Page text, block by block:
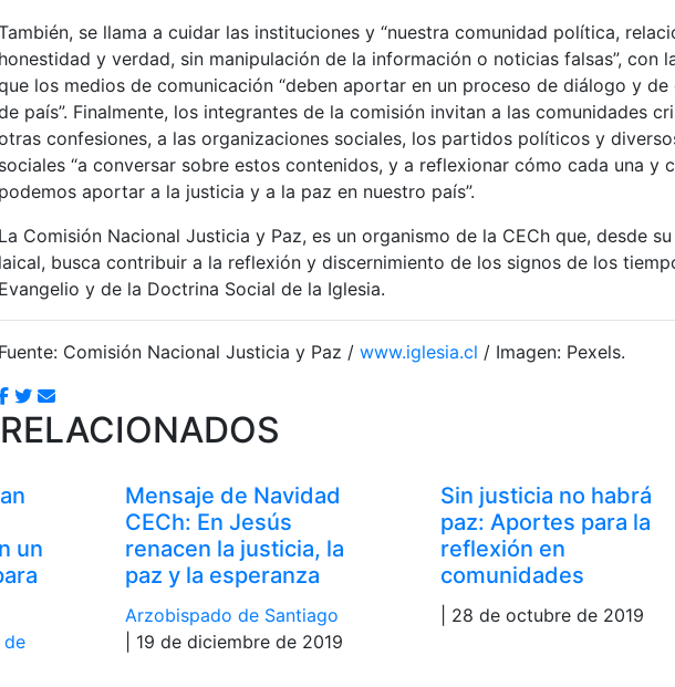
se llama a cuidar las instituciones y “nuestra comunidad política,
honestidad y verdad, sin manipulación de la información o noticias falsas”, con
los medios de comunicación “deben aportar en un proceso de diálogo y
país”. Finalmente, los integrantes de la comisión invitan a las comunidades
confesiones, a las organizaciones sociales, los partidos políticos y
sociales “a conversar sobre estos contenidos, y a reflexionar cómo cada una y
podemos aportar a la justicia y a la paz en nuestro país”.
La Comisión Nacional Justicia y Paz, es un organismo de la CECh que, desde
laical, busca contribuir a la reflexión y discernimiento de los signos de los
Evangelio y de la Doctrina Social de la Iglesia.
Fuente: Comisión Nacional Justicia y Paz / www.iglesia.cl / Imagen: Pexels.
un
de
Mensaje de Navidad
CECh: En Jesús
renacen la justicia, la
paz y la esperanza
Arzobispado de Santiago
| 19 de diciembre de 2019
Sin justicia no habrá
paz: Aportes para la
reflexión en
comunidades
| 28 de octubre de 2019